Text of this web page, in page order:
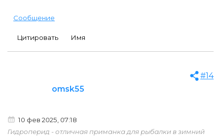
Сообщение
Цитировать Имя
omsk55
#14
10 фев 2025, 07:18
Гидроперид - отличная приманка для рыбалки в зимний